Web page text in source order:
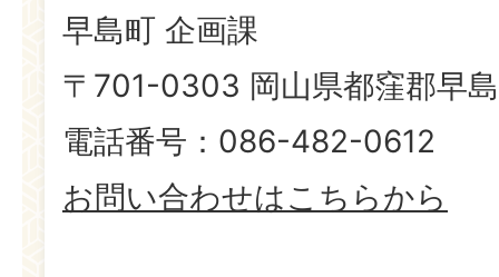
早島町 企画課
〒701-0303 岡山県都窪郡早
電話番号：086-482-0612
お問い合わせはこちらから